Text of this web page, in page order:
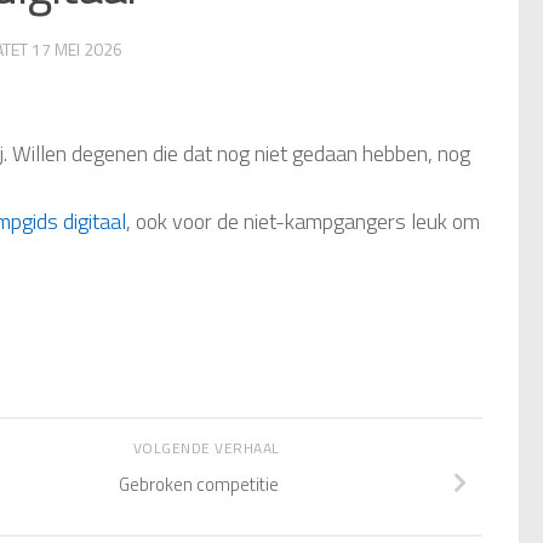
17 MEI 2026
degenen die dat nog niet gedaan hebben, nog
digitaal, ook voor de niet-kampgangers leuk om
VOLGENDE VERHAAL
Gebroken competitie